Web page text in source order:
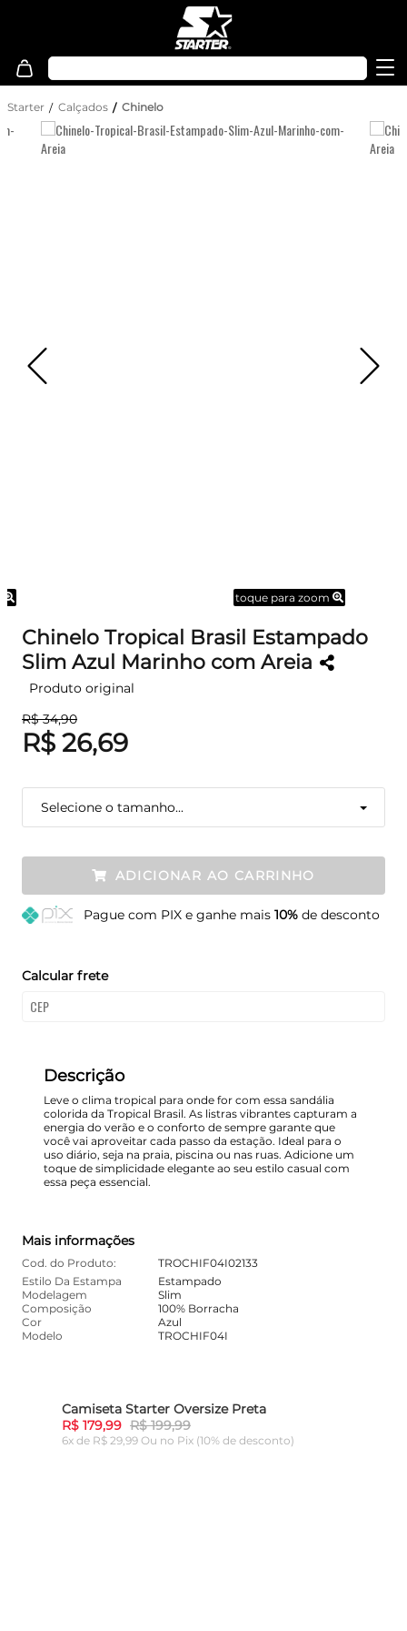
Starter Calçados Chinelo
toque para zoom
Chinelo Tropical Brasil Estampado
Slim Azul Marinho com Areia
Produto original
R$ 34,90
R$ 26,69
Selecione o tamanho...
ADICIONAR AO CARRINHO
Pague com PIX e ganhe mais 10%de desconto
Calcular frete
Descrição
Leve o clima tropical para onde for com essa sandália
colorida da Tropical Brasil. As listras vibrantes capturam a
energia do verão e o conforto de sempre garante que
você vai aproveitar cada passo da estação. Ideal para o
uso diário, seja na praia, piscina ou nas ruas. Adicione um
toque de simplicidade elegante ao seu estilo casual com
essa peça essencial.
Mais informações
Cod. do Produto:
TROCHIF04I02133
Estilo Da Estampa
Estampado
Modelagem
Slim
Composição
100% Borracha
Cor
Azul
Modelo
TROCHIF04I
Camiseta Starter Oversize Preta
R$ 179,99 R$ 199,99
6x de R$ 29,99 Ou no Pix (10% de desconto)